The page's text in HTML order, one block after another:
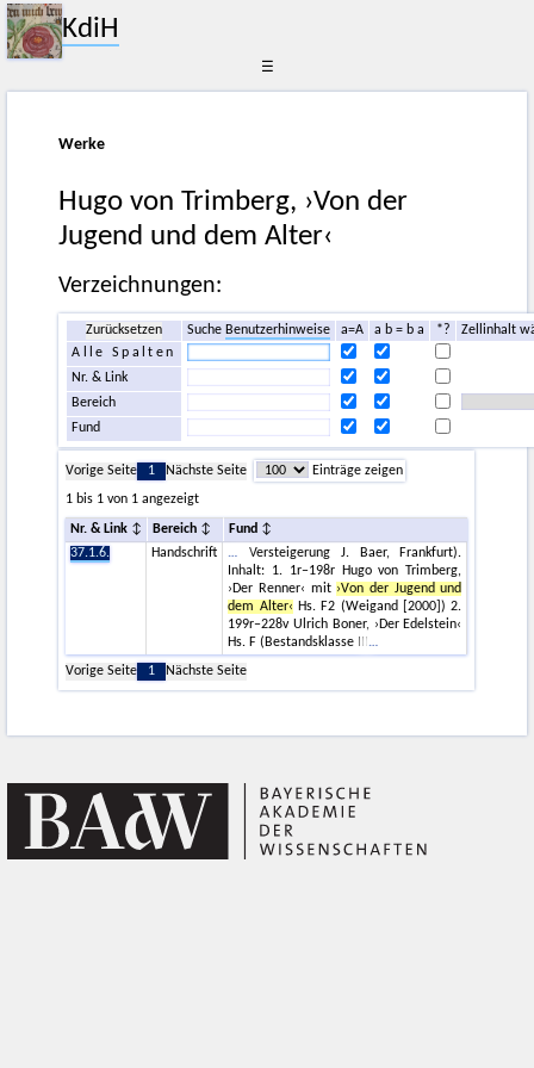
KdiH
☰
Werke
Hugo von Trimberg, ›Von der
Jugend und dem Alter‹
Verzeichnungen:
Zurücksetzen SucheBenutzerhinweise a=A a b = b a *?
Zellinhalt
Alle Spalten
Nr. & Link
Bereich
Fund
Vorige Seite 1 Nächste Seite
Einträge zeigen
1 bis 1 von 1 angezeigt
Nr. & Link Bereich
Fund
37.1.6.
Handschrift
Versteigerung J. Baer, Frankfurt).
Inhalt: 1. 1r–198r Hugo von Trimberg,
›Der Renner‹ mit ›Von der Jugend und
dem Alter‹ Hs. F2 (Weigand [2000]) 2.
199r–228v Ulrich Boner, ›Der Edelstein‹
Hs. F (Bestandsklasse III
Vorige Seite
1 Nächste Seite